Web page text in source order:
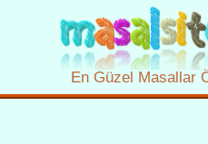
En Güzel Masallar